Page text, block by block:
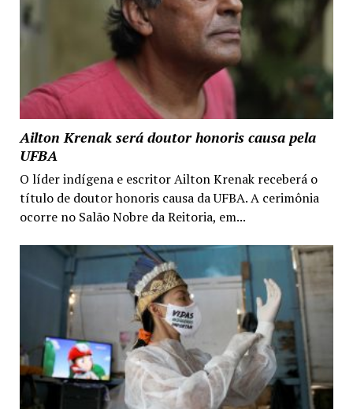
Ailton Krenak será doutor honoris causa pela
UFBA
O líder indígena e escritor Ailton Krenak receberá o
título de doutor honoris causa da UFBA. A cerimônia
ocorre no Salão Nobre da Reitoria, em...